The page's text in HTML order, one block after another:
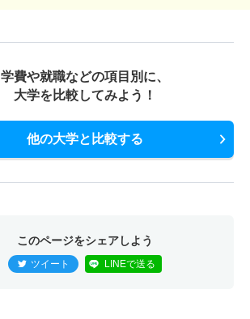
学費や就職などの項目別に、
大学を比較してみよう！
他の大学と比較する
このページをシェアしよう
ツイート LINEで送る